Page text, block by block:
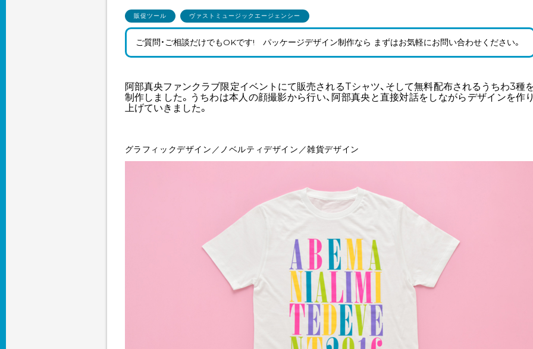
販促ツール ヴァストミュージックエージェンシー
ご質問・ご相談だけでもOKです! パッケージデザイン制作なら まずはお気軽にお問い合わせください。
阿部真央ファンクラブ限定イベントにて販売されるTシャツ、そして無料配布されるうちわ3種
制作しました。うちわは本人の顔撮影から行い、阿部真央と直接対話をしながらデザインを作
上げていきました。
グラフィックデザイン／ノベルティデザイン／雑貨デザイン